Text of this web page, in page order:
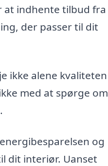
at indhente tilbud fra
der passer til dit
ikke alene kvaliteten
med at spørge om
og
dit interiør. Uanset